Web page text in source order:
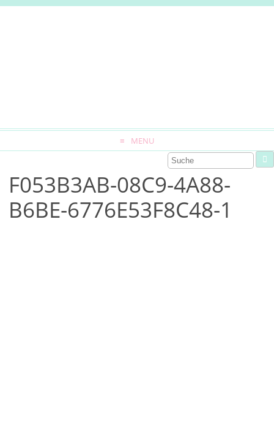
MENU
F053B3AB-08C9-4A88-
B6BE-6776E53F8C48-1